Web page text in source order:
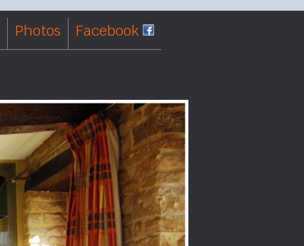
Photos Facebook